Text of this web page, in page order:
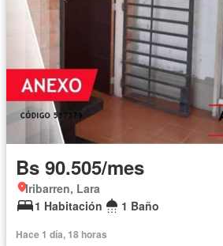
Bs 90.505/mes
Iribarren, Lara
1 Habitación
1 Baño
Hace 1 día, 18 horas